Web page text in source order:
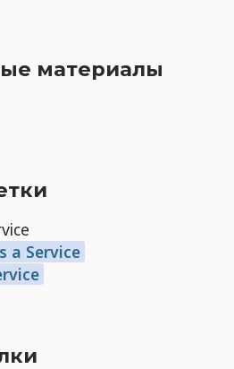
материалы
a Service